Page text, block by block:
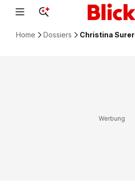
Home Dossiers Christina Surer